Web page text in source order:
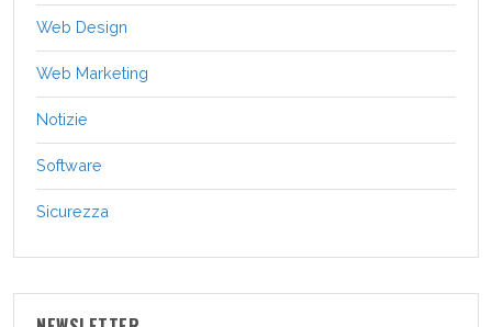
Web Design
Web Marketing
Notizie
Software
Sicurezza